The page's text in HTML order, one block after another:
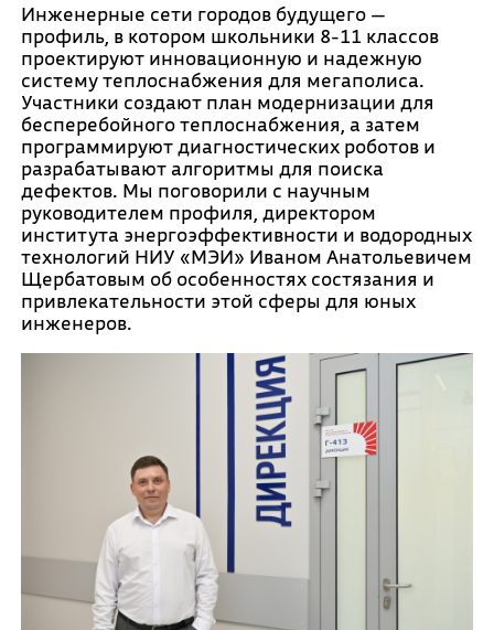
Инженерные сети городов будущего —
профиль, в котором школьники 8-11 классов
проектируют инновационную и надежную
систему теплоснабжения для мегаполиса.
Участники создают план модернизации для
бесперебойного теплоснабжения, а затем
программируют диагностических роботов и
разрабатывают алгоритмы для поиска
дефектов. Мы поговорили с научным
руководителем профиля, директором
института энергоэффективности и водородных
технологий НИУ «МЭИ» Иваном Анатольевичем
Щербатовым об особенностях состязания и
привлекательности этой сферы для юных
инженеров.